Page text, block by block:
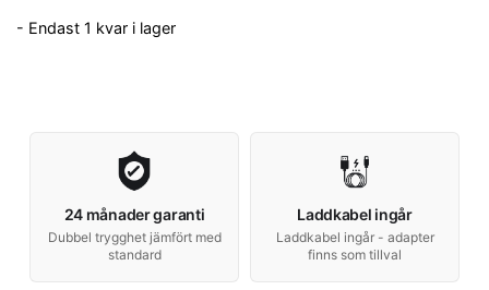
- Endast 1 kvar i lager
24 månader garanti
Dubbel trygghet jämfört med
standard
Laddkabel ingår
Laddkabel ingår - adapter
finns som tillval